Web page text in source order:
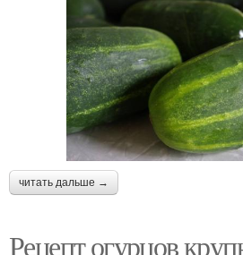
читать дальше →
Рецепт огурцов